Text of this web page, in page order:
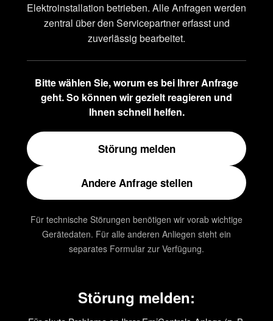
Elektroinstallation betrieben. Alle Anfragen werden
zentral über den Servicepartner erfasst und
zuverlässig bearbeitet.
Bitte wählen Sie, worum es bei Ihrer Anfrage
geht. So können wir gezielt reagieren und
Ihnen schnell helfen.
Störung melden
Andere Anfrage stellen
Für technische Störungen benötigen wir vorab wichtige
Gerätedaten. Für alle anderen Anliegen steht ein
separates Formular zur Verfügung.
Störung melden: